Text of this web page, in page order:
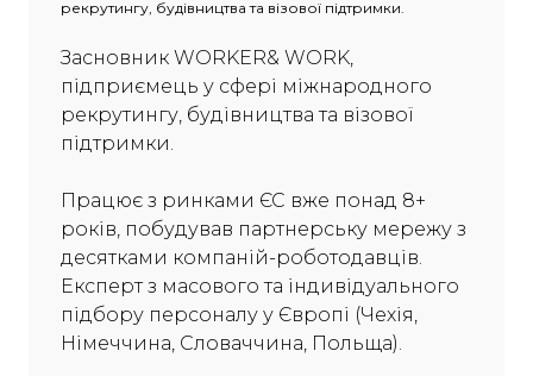
рекрутингу, будівництва та візової підтримки.
Засновник WORKER& WORK,
підприємець у сфері міжнародного
рекрутингу, будівництва та візової
підтримки.
Працює з ринками ЄС вже понад 8+
років, побудував партнерську мережу з
десятками компаній-роботодавців.
Експерт з масового та індивідуального
підбору персоналу у Європі (Чехія,
Німеччина, Словаччина, Польща).